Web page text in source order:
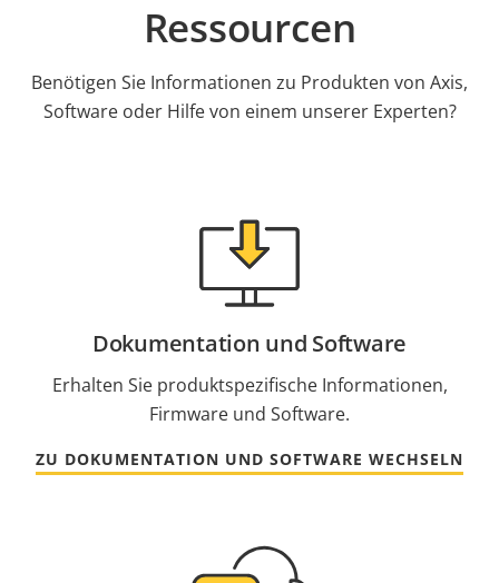
Ressourcen
Benötigen Sie Informationen zu Produkten von Axis,
Software oder Hilfe von einem unserer Experten?
Dokumentation und Software
Erhalten Sie produktspezifische Informationen,
Firmware und Software.
ZU DOKUMENTATION UND SOFTWARE WECHSELN